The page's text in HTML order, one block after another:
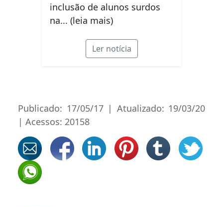
inclusão de alunos surdos
na... (leia mais)
Ler notícia
Publicado: 17/05/17 | Atualizado: 19/03/20
| Acessos: 20158